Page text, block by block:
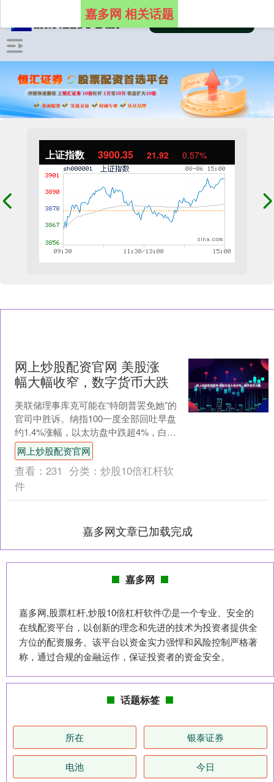
上证指数 3900.35 21.92 0.57%
嘉多网 相关话题
网上炒股配资官网 美股涨
幅大幅收窄，数字货币大跌
美联储理事库克可能在“特朗普罢免她”的
官司中胜诉。纳指100一度全部回吐早盘
约1.4%涨幅，以太坊盘中跌超4%，白银
跌。....
网上炒股配资官网
查看： 231 分类： 炒股10倍杠杆软
件
嘉多网文章已加载完成
嘉多网
嘉多网,股票杠杆,炒股10倍杠杆软件⑦是一个专业、安全的
在线配资平台，以创新的理念和先进的技术为投资者提供全
方位的配资服务。该平台以资金实力强悍和风险控制严格著
称，通过合规的金融运作，保证投资者的资金安全。
话题标签
所在 银泰证券
电池 今日